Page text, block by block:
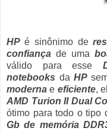
HP é sinônimo de
confiança de uma
válido para esse
notebooks da HP
moderna e eficiente,
AMD Turion II Dual
ótimo para todo o tipo
Gb de memória